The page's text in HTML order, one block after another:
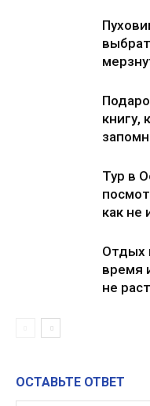
книгу,
Тур в
как не
Отдых
время
не
ОСТАВЬТЕ ОТВЕТ